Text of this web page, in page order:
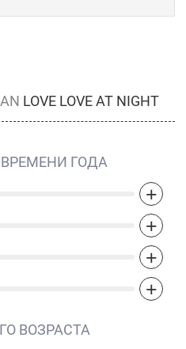
LOVE LOVE AT NIGHT
ГОДА
+
+
+
+
ВОЗРАСТА